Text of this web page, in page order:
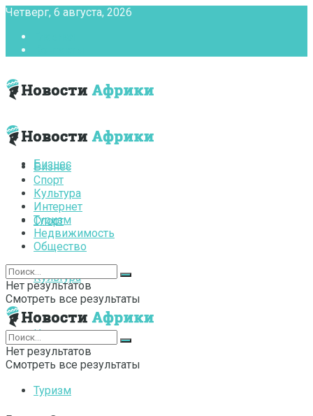
Четверг, 6 августа, 2026
Бизнес
Спорт
Культура
Интернет
Туризм
Бизнес
Спорт
Культура
Интернет
Туризм
Недвижимость
Общество
Нет результатов
Смотреть все результаты
Нет результатов
Смотреть все результаты